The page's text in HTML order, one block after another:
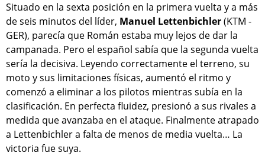
Situado en la sexta posición en la primera vuelta y a más
de seis minutos del líder, Manuel Lettenbichler(KTM -
GER), parecía que Román estaba muy lejos de dar la
campanada. Pero el español sabía que la segunda vuelta
sería la decisiva. Leyendo correctamente el terreno, su
moto y sus limitaciones físicas, aumentó el ritmo y
comenzó a eliminar a los pilotos mientras subía en la
clasificación. En perfecta fluidez, presionó a sus rivales a
medida que avanzaba en el ataque. Finalmente atrapado
a Lettenbichler a falta de menos de media vuelta… La
victoria fue suya.